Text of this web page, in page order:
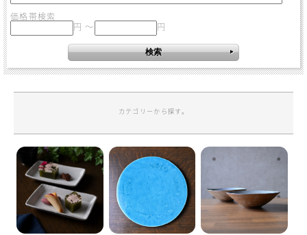
価格帯検索
円 ～
円
カテゴリーから探す。